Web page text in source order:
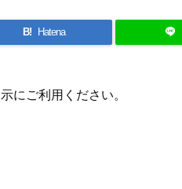
B! Hatena
にご利用ください。